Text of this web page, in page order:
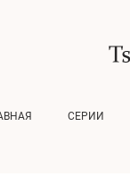
СЕРИИ